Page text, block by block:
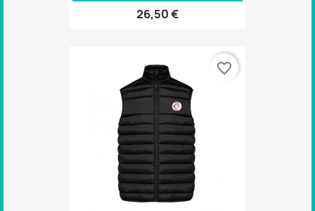
26,50 €
favorite_border